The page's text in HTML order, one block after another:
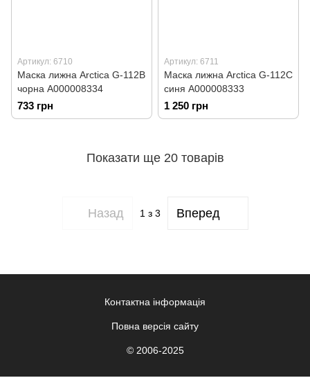
Артикул: 6710
Маска лижна Arctica G-112B
чорна А000008334
733 грн
Артикул: 6711
Маска лижна Arctica G-112C
синя А000008333
1 250 грн
Показати ще 20 товарів
Назад 1 з 3 Вперед
Контактна інформація
Повна версія сайту
© 2006-2025